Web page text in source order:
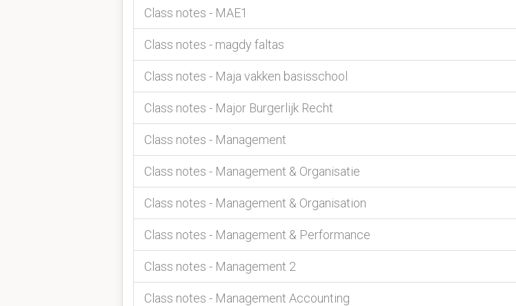
Class notes - MAE1
Class notes - magdy faltas
Class notes - Maja vakken basisschool
Class notes - Major Burgerlijk Recht
Class notes - Management
Class notes - Management & Organisatie
Class notes - Management & Organisation
Class notes - Management & Performance
Class notes - Management 2
Class notes - Management Accounting